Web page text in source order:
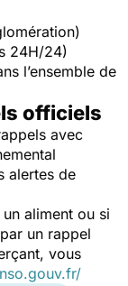
24H/24)
l’ensemble de
officiels
avec
alertes de
aliment ou si
un rappel
vous